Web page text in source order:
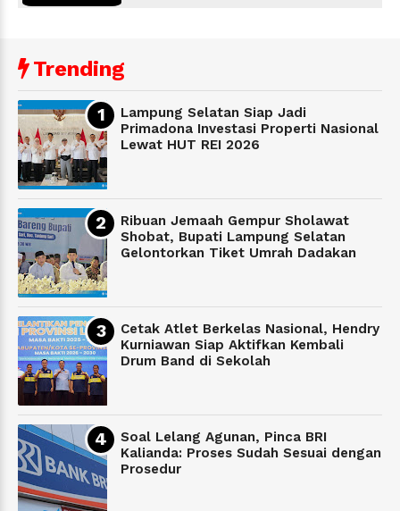
Trending
Lampung Selatan Siap Jadi
Primadona Investasi Properti Nasional
Lewat HUT REI 2026
Ribuan Jemaah Gempur Sholawat
Shobat, Bupati Lampung Selatan
Gelontorkan Tiket Umrah Dadakan
Cetak Atlet Berkelas Nasional, Hendry
Kurniawan Siap Aktifkan Kembali
Drum Band di Sekolah
Soal Lelang Agunan, Pinca BRI
Kalianda: Proses Sudah Sesuai dengan
Prosedur